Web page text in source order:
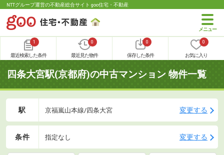
NTTグループ運営の不動産総合サイト goo住宅・不動産
1
最近検索した条件
0
最近見た物件
0
保存した条件
0
お気に入り
四条大宮駅(京都府)の中古マンション 物件一覧
駅 京福嵐山本線/四条大宮 変更する
条件 指定なし 変更する